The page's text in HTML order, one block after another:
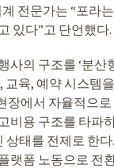
전문가는 “포라
있다”고 단언했다.
사의 구조를 ‘분산
교육, 예약 시스템
장에서 자율적으
비용 구조를 타파
상태를 전제로 한
랫폼 노동으로 전